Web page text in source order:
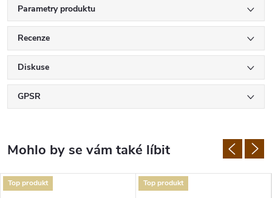
Parametry produktu
Recenze
Diskuse
GPSR
Top produkt Top produkt